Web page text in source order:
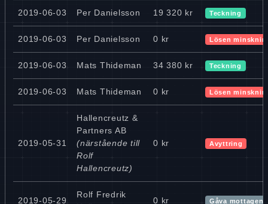
2019-06-03 Per Danielsson 19 320 kr Teckning
2019-06-03 Per Danielsson 0 kr Lösen
2019-06-03 Mats Thideman 34 380 kr Teckning
2019-06-03 Mats Thideman 0 kr Lösen
2019-05-31
Hallencreutz &
Partners AB
(närstående till
Rolf
Hallencreutz)
0 kr Avyttring
2019-05-29
Rolf Fredrik
0 kr Gåva mottagen